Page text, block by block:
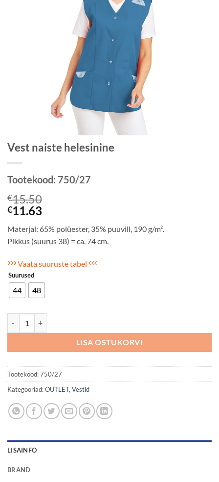
Vest naiste helesinine
Tootekood: 750/27
€15.50
€11.63
Materjal: 65% polüester, 35% puuvill, 190 g/m².
Pikkus (suurus 38) = ca. 74 cm.
Vaata suuruste tabel
Suurused
44 48
LISA OSTUKORVI
Tootekood:750/27
Kategooriad:OUTLET, Vestid
LISAINFO
BRAND